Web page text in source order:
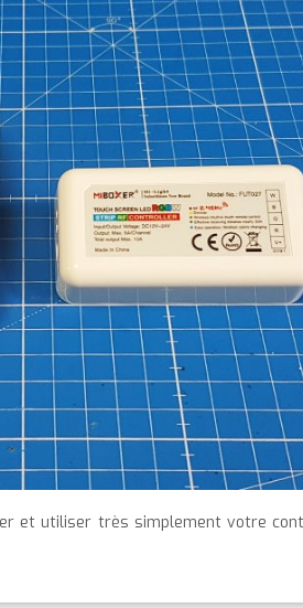
et utiliser très simplement votre